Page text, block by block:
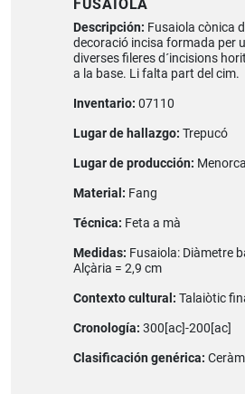
FUSAIOLA
Descripción: Fusaiola cònica
decoració incisa formada per
diverses fileres d´incisions
a la base. Li falta part del cim.
Inventario: 07110
Lugar de hallazgo: Trepucó
Lugar de producción: Menorca
Material: Fang
Técnica: Feta a mà
Medidas: Fusaiola: Diàmetre
Alçària = 2,9 cm
Contexto cultural: Talaiòtic
Cronología: 300[ac]-200[ac]
Clasificación genérica: